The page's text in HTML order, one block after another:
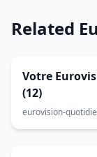
Related
Votre
(12)
eurovision-